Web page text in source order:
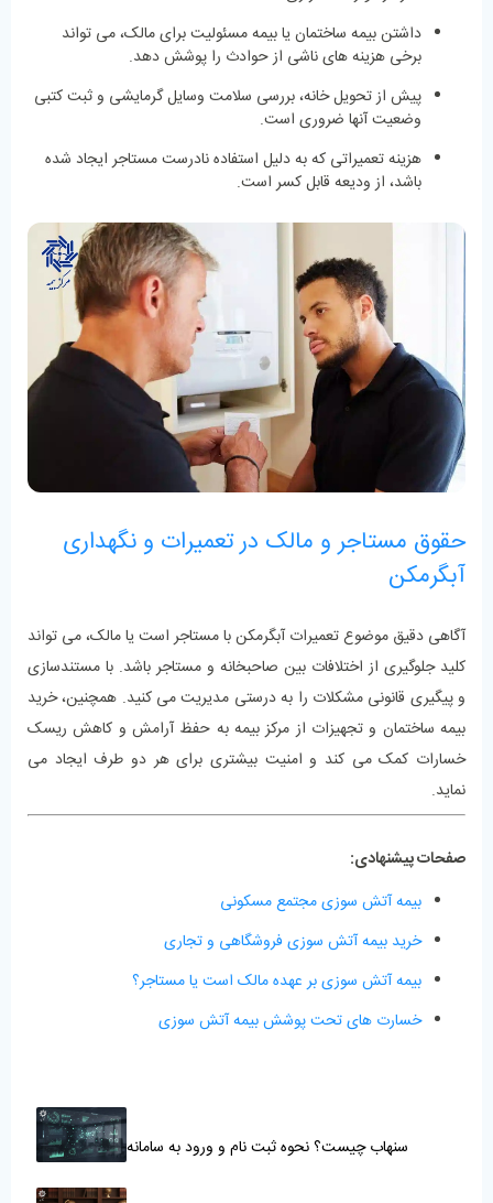
داشتن بیمه ساختمان یا بیمه مسئولیت برای مالک، می‌ تواند
برخی هزینه‌ های ناشی از حوادث را پوشش دهد.
پیش از تحویل خانه، بررسی سلامت وسایل گرمایشی و ثبت کتبی
وضعیت آنها ضروری است.
هزینه تعمیراتی که به دلیل استفاده نادرست مستاجر ایجاد شده
باشد، از ودیعه قابل کسر است.
حقوق مستاجر و مالک در تعمیرات و نگهداری
آبگرمکن
آگاهی دقیق موضوع تعمیرات آبگرمکن با مستاجر است یا مالک، می تواند
کلید جلوگیری از اختلافات بین صاحبخانه و مستاجر باشد. با مستندسازی
و پیگیری قانونی مشکلات را به ‌درستی مدیریت می کنید. همچنین، خرید
بیمه ساختمان و تجهیزات از مرکز بیمه به حفظ آرامش و کاهش ریسک
خسارات کمک می ‌کند و امنیت بیشتری برای هر دو طرف ایجاد می‌
نماید.
صفحات پیشنهادی:
بیمه آتش سوزی مجتمع مسکونی
خرید بیمه آتش سوزی فروشگاهی و تجاری
بیمه آتش سوزی بر عهده مالک است یا مستاجر؟
خسارت های تحت پوشش بیمه آتش سوزی
سنهاب چیست؟ نحوه ثبت نام و ورود به سامانه